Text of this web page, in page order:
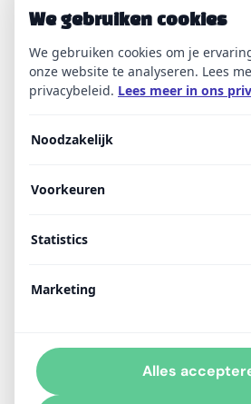
vinden is onder ‘Instellingen >
e-mailadres. Als voorbeeld: bij
employbrand.nl het e-
komt in de lijst voor automatisch
We gebruiken cookies
We gebruiken cookies om je
onze website te analyseren. Lees
privacybeleid. Lees meer in ons
Noodzakelijk
Voorkeuren
Statistics
Marketing
Alles